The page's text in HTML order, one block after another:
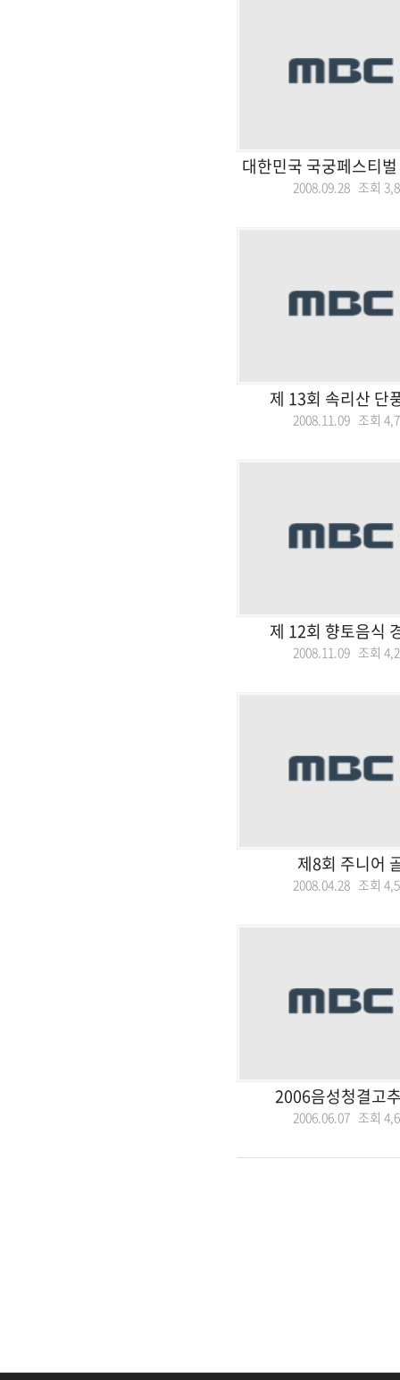
대한민국 국궁페스티
2008.09.28 조회
제 13회 속리산 단
2008.11.09 조회
제 12회 향토음식
2008.11.09 조회
제8회 주니어
2008.04.28 조회
2006음성청결고
2006.06.07 조회